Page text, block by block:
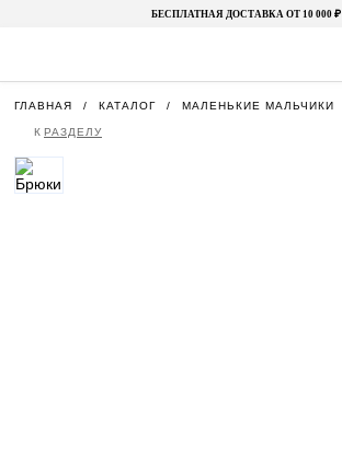
БЕСПЛАТНАЯ ДОСТАВКА ОТ 10 000 ₽
ГЛАВНАЯ КАТАЛОГ МАЛЕНЬКИЕ МАЛЬЧИКИ
К РАЗДЕЛУ